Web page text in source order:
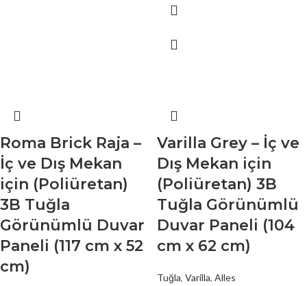
Roma Brick Raja –
İç ve Dış Mekan
için (Poliüretan)
3B Tuğla
Görünümlü Duvar
Paneli (117 cm x 52
cm)
Varilla Grey – İç ve
Dış Mekan için
(Poliüretan) 3B
Tuğla Görünümlü
Duvar Paneli (104
cm x 62 cm)
Tuğla, Varilla, Alles